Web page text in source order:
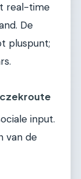
real-time
De
pluspunt;
input.
van de